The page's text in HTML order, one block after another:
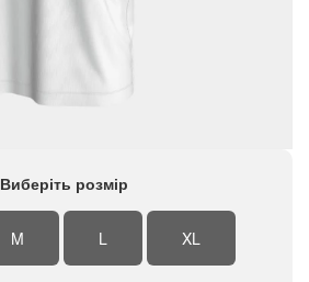
Виберіть розмір
M L XL